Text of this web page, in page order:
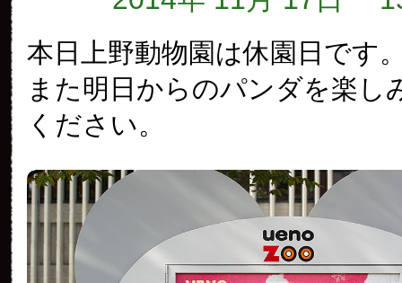
本日上野動物園は休園日です
また明日からのパンダを楽し
ください。